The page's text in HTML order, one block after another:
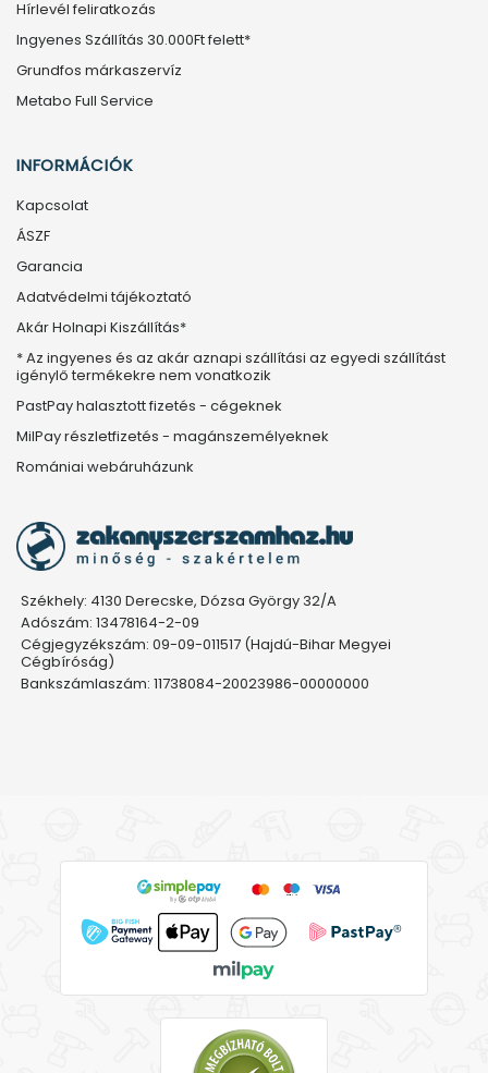
Hírlevél feliratkozás
Ingyenes Szállítás 30.000Ft felett*
Grundfos márkaszervíz
Metabo Full Service
INFORMÁCIÓK
Kapcsolat
ÁSZF
Garancia
Adatvédelmi tájékoztató
Akár Holnapi Kiszállítás*
* Az ingyenes és az akár aznapi szállítási az egyedi szállítást
igénylő termékekre nem vonatkozik
PastPay halasztott fizetés - cégeknek
MilPay részletfizetés - magánszemélyeknek
Romániai webáruházunk
Székhely: 4130 Derecske, Dózsa György 32/A
Adószám: 13478164-2-09
Cégjegyzékszám: 09-09-011517 (Hajdú-Bihar Megyei
Cégbíróság)
Bankszámlaszám: 11738084-20023986-00000000